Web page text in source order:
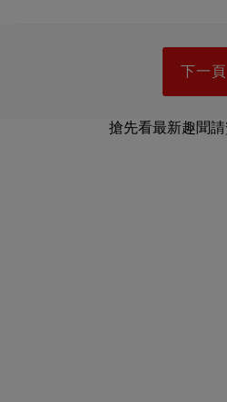
下一頁
搶先看最新趣聞